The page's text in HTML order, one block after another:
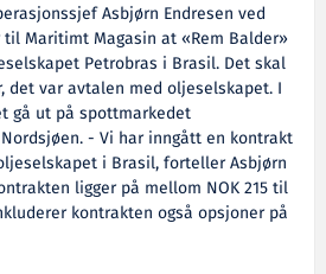
Asbjørn Endresen ved
Maritimt Magasin at «Rem Balder»
Petrobras i Brasil. Det skal
var avtalen med oljeselskapet. I
gå ut på spottmarkedet
- Vi har inngått en kontrakt
i Brasil, forteller Asbjørn
ligger på mellom NOK 215 til
kontrakten også opsjoner på